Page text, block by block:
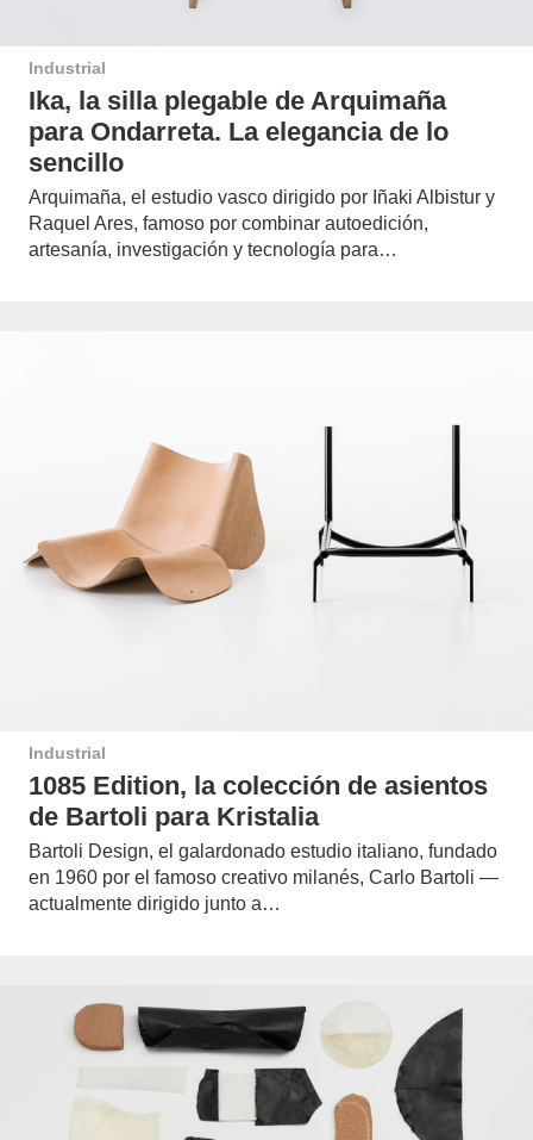
Industrial
Ika, la silla plegable de Arquimaña
para Ondarreta. La elegancia de lo
sencillo
Arquimaña, el estudio vasco dirigido por Iñaki Albistur y
Raquel Ares, famoso por combinar autoedición,
artesanía, investigación y tecnología para…
Industrial
1085 Edition, la colección de asientos
de Bartoli para Kristalia
Bartoli Design, el galardonado estudio italiano, fundado
en 1960 por el famoso creativo milanés, Carlo Bartoli —
actualmente dirigido junto a…